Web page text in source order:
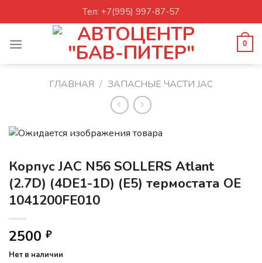
to
Тел: +7(995) 997-87-57
0
ГЛАВНАЯ / ЗАПАСНЫЕ ЧАСТИ JAC
Корпус JAC N56 SOLLERS Atlant
(2.7D) (4DE1-1D) (Е5) термостата OE
1041200FE010
2500 ₽
Нет в наличии